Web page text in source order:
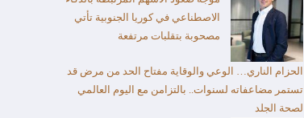
الاصطناعي في كوريا الجنوبية تأتي
مصحوبة بتقلبات مرتفعة
الحزام الناري… الوعي والوقاية مفتاح الحد من مرض قد
تستمر مضاعفاته لسنوات.. بالتزامن مع اليوم العالمي
لصحة الجلد